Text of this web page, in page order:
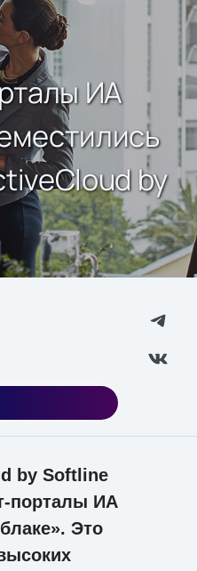
ИА
by
by Softline
порталы ИА
Это